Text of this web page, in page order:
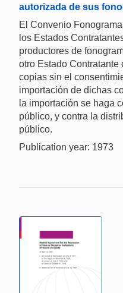
autorizada de sus
El Convenio
los Estados
productores de
otro Estado
copias sin el
importación de dichas
la importación se haga
público, y contra la
público.
Publication year: 1973